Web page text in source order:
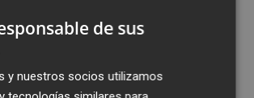
(pan precocido, masa
masas semielaboradas).
estima en su sentencia el
de sus
y nuestros socios utilizamos